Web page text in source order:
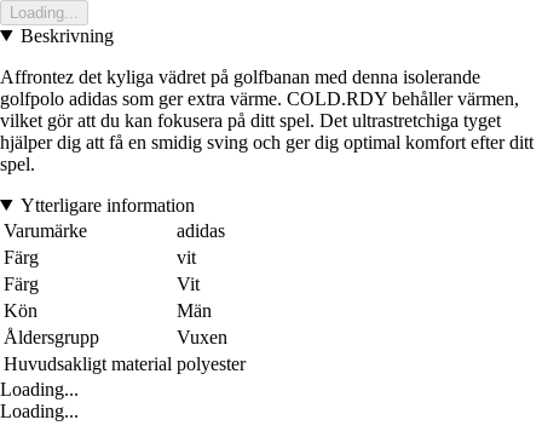
Loading...
Beskrivning
Affrontez det kyliga vädret på golfbanan med denna isolerande
golfpolo adidas som ger extra värme. COLD.RDY behåller värmen,
vilket gör att du kan fokusera på ditt spel. Det ultrastretchiga tyget
hjälper dig att få en smidig sving och ger dig optimal komfort efter ditt
spel.
Ytterligare information
Varumärke
adidas
Färg
vit
Färg
Vit
Kön
Män
Åldersgrupp
Vuxen
Huvudsakligt material polyester
Loading...
Loading...